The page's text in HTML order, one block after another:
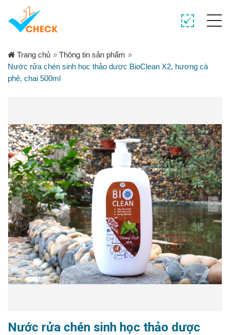
Trang chủ » Thông tin sản phẩm »
Nước rửa chén sinh học thảo dược BioClean X2, hương cà
phê, chai 500ml
Nước rửa chén sinh học thảo dược